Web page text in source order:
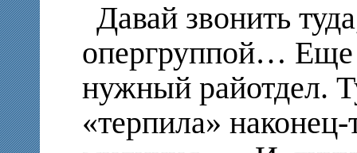
Давай звонить
опергруппой… Еще
нужный райотдел.
«терпила»